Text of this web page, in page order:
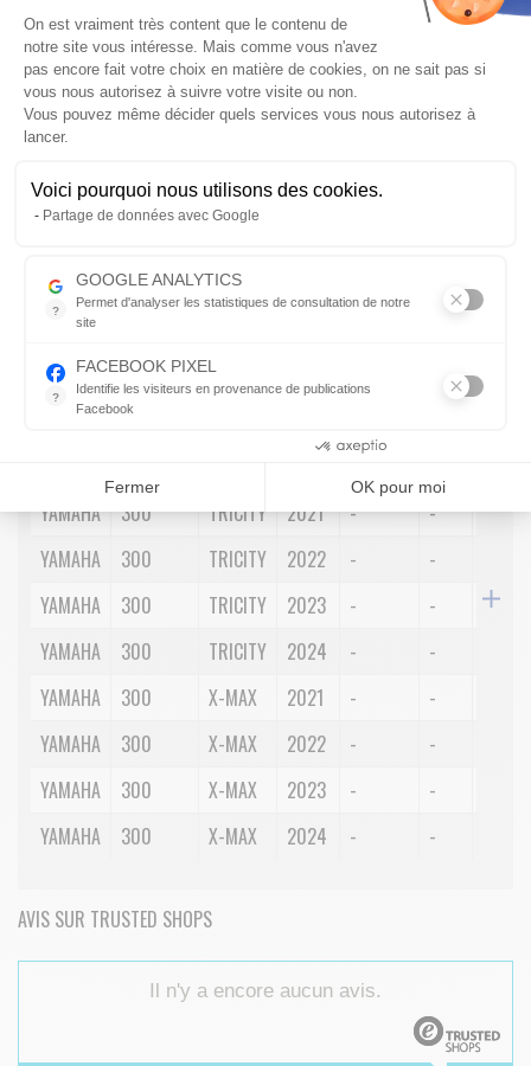
Frais de port
OFFERTS pour l’achat de ce produit
Vérifier la compatibilité
Qté AJOUTER AU PANIER
Envoyer par mail
Marque
Cylindrée
Modèle
RECHERCHER
YAMAHA
300 TRICITY 2021 - -
-
YAMAHA
300 TRICITY 2022 - -
YAMAHA
300 TRICITY 2023 - -
-
YAMAHA
300 TRICITY 2024 - -
YAMAHA
300 X-MAX 2021 - -
YAMAHA
300 X-MAX 2022 - -
YAMAHA
300 X-MAX 2023 - -
YAMAHA
300 X-MAX 2024 - -
AVIS SUR TRUSTED SHOPS
Il n'y a encore aucun avis.
Plateforme de Gestion du
On est vraiment très content que le contenu de
notre site vous intéresse. Mais comme vous n'avez
pas encore fait votre choix en matière de cookies, on ne sait pas si
vous nous autorisez à suivre votre visite ou non.
Vous pouvez même décider quels services vous nous autorisez à
lancer.
Voici pourquoi nous utilisons des cookies.
Partage de données avec Google
?
GOOGLE ANALYTICS
Permet d'analyser les statistiques de consultation de notre
site
?
FACEBOOK PIXEL
Identifie les visiteurs en provenance de publications
Facebook
Fermer OK pour moi
Axeptio consent